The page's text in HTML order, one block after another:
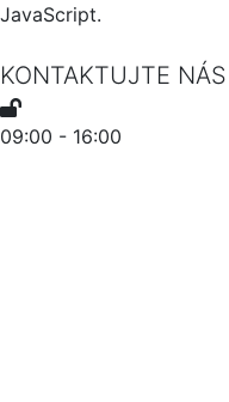
JavaScript.
KONTAKTUJTE NÁS
09:00 - 16:00